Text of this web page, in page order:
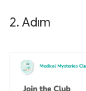
2. Adım